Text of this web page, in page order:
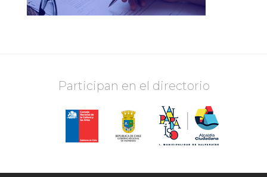
Participan en el directorio